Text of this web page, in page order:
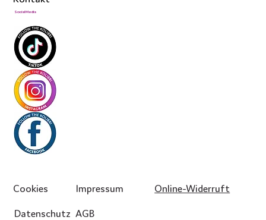
Social Media
Cookies
Datenschutz
Impressum
AGB
Online-Widerruft